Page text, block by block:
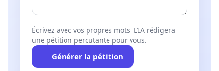
Écrivez avec vos propres mots. L’IA rédigera
une pétition percutante pour vous.
Générer la pétition